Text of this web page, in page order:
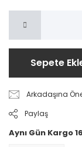
Sepete
Arkadaşına
Paylaş
Aynı Gün Kargo